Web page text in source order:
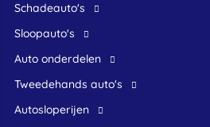
Schadeauto's
Sloopauto's
Auto onderdelen
Tweedehands auto's
Autosloperijen